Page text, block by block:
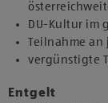
DU-Kultur im
Teilnahme an
vergünstigte
Entgelt